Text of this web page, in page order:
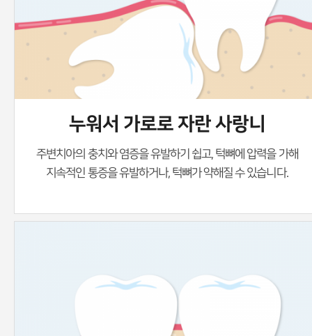
누워서 가로로 자란 사랑니
주변치아의 충치와 염증을 유발하기 쉽고, 턱뼈에 압력을 가해
지속적인 통증을 유발하거나, 턱뼈가 약해질 수 있습니다.